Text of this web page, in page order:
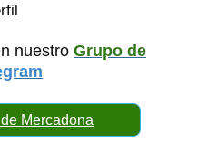
nuestro Grupo de
Mercadona